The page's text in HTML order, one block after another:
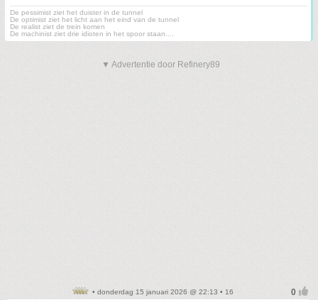
De pessimist ziet het duister in de tunnel
De optimist ziet het licht aan het eind van de tunnel
De realist ziet de trein komen
De machinist ziet drie idioten in het spoor staan....
▼ Advertentie door Refinery89
• donderdag 15 januari 2026 @ 22:13 • 16